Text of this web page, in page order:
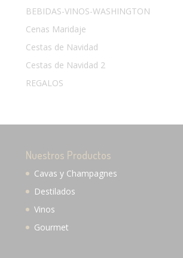
BEBIDAS-VINOS-WASHINGTON
Cenas Maridaje
Cestas de Navidad
Cestas de Navidad 2
REGALOS
Nuestros Productos
Cavas y Champagnes
Destilados
Vinos
Gourmet